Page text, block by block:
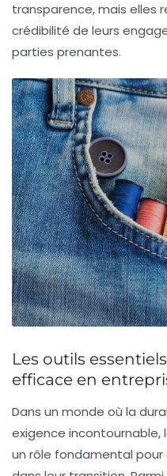
transparence, mais elles
crédibilité de leurs
parties prenantes.
Les outils
efficace en
Dans un monde où la
exigence incontournable,
un rôle fondamental